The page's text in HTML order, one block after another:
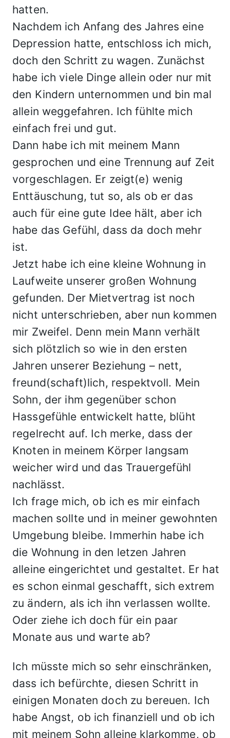
hatten.
Nachdem ich Anfang des Jahres eine
Depression hatte, entschloss ich mich,
doch den Schritt zu wagen. Zunächst
habe ich viele Dinge allein oder nur mit
den Kindern unternommen und bin mal
allein weggefahren. Ich fühlte mich
einfach frei und gut.
Dann habe ich mit meinem Mann
gesprochen und eine Trennung auf Zeit
vorgeschlagen. Er zeigt(e) wenig
Enttäuschung, tut so, als ob er das
auch für eine gute Idee hält, aber ich
habe das Gefühl, dass da doch mehr
ist.
Jetzt habe ich eine kleine Wohnung in
Laufweite unserer großen Wohnung
gefunden. Der Mietvertrag ist noch
nicht unterschrieben, aber nun kommen
mir Zweifel. Denn mein Mann verhält
sich plötzlich so wie in den ersten
Jahren unserer Beziehung – nett,
freund(schaft)lich, respektvoll. Mein
Sohn, der ihm gegenüber schon
Hassgefühle entwickelt hatte, blüht
regelrecht auf. Ich merke, dass der
Knoten in meinem Körper langsam
weicher wird und das Trauergefühl
nachlässt.
Ich frage mich, ob ich es mir einfach
machen sollte und in meiner gewohnten
Umgebung bleibe. Immerhin habe ich
die Wohnung in den letzen Jahren
alleine eingerichtet und gestaltet. Er hat
es schon einmal geschafft, sich extrem
zu ändern, als ich ihn verlassen wollte.
Oder ziehe ich doch für ein paar
Monate aus und warte ab?
Ich müsste mich so sehr einschränken,
dass ich befürchte, diesen Schritt in
einigen Monaten doch zu bereuen. Ich
habe Angst, ob ich finanziell und ob ich
mit meinem Sohn alleine klarkomme, ob